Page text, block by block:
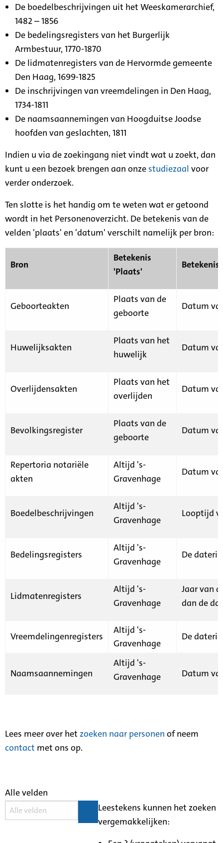
De boedelbeschrijvingen uit het Weeskamerarchief,
1482 – 1856
De bedelingsregisters van het Burgerlijk
Armbestuur, 1770-1870
De lidmatenregisters van de Hervormde gemeente
Den Haag, 1699-1825
De inschrijvingen van vreemdelingen in Den Haag,
1734-1811
De naamsaannemingen van Hoogduitse Joodse
hoofden van geslachten, 1811
Indien u via de zoekingang niet vindt wat u zoekt, dan
kunt u een bezoek brengen aan onze studiezaal voor
verder onderzoek.
Ten slotte is het handig om te weten wat er getoond
wordt in het Personenoverzicht. De betekenis van de
velden 'plaats' en 'datum' verschilt namelijk per bron:
Bron
Betekenis
'Plaats'
Geboorteakten
Plaats van de
geboorte
Datum
Huwelijksakten
Plaats van het
huwelijk
Datum
Overlijdensakten
Plaats van het
overlijden
Datum
Bevolkingsregister
Plaats van de
geboorte
Datum
Repertoria notariële
akten
Altijd 's-
Gravenhage
Datum
Boedelbeschrijvingen
Altijd 's-
Gravenhage
Looptijd
Bedelingsregisters
Altijd 's-
Gravenhage
De
Lidmatenregisters
Altijd 's-
Gravenhage
Jaar van
dan de
Vreemdelingenregisters
Altijd 's-
Gravenhage
De
Naamsaannemingen
Altijd 's-
Gravenhage
Datum
Lees meer over het zoeken naar personen of neem
contact met ons op.
Alle velden
Leestekens kunnen het zoeken
vergemakkelijken: